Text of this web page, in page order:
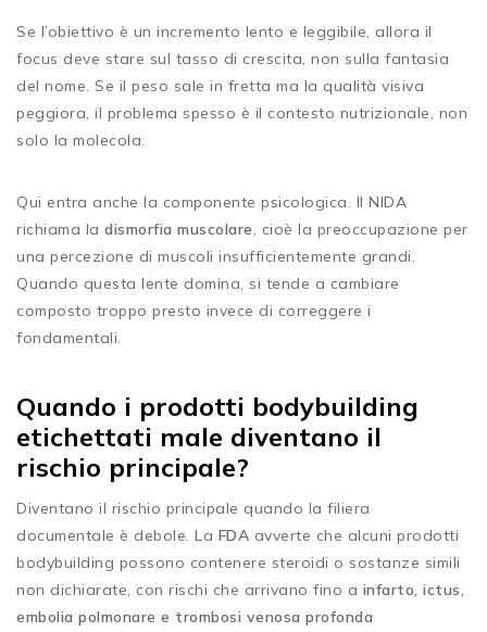
Se l’obiettivo è un incremento lento e leggibile, allora il
focus deve stare sul tasso di crescita, non sulla fantasia
del nome. Se il peso sale in fretta ma la qualità visiva
peggiora, il problema spesso è il contesto nutrizionale, non
solo la molecola.
Qui entra anche la componente psicologica. Il NIDA
richiama la dismorfia muscolare, cioè la preoccupazione per
una percezione di muscoli insufficientemente grandi.
Quando questa lente domina, si tende a cambiare
composto troppo presto invece di correggere i
fondamentali.
Quando i prodotti bodybuilding
etichettati male diventano il
rischio principale?
Diventano il rischio principale quando la filiera
documentale è debole. La FDA avverte che alcuni prodotti
bodybuilding possono contenere steroidi o sostanze simili
non dichiarate, con rischi che arrivano fino a infarto, ictus,
embolia polmonare e trombosi venosa profonda